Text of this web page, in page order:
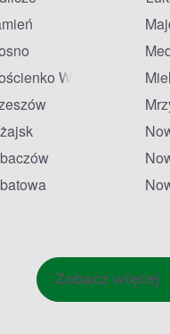
Wyżne
Zobacz więcej